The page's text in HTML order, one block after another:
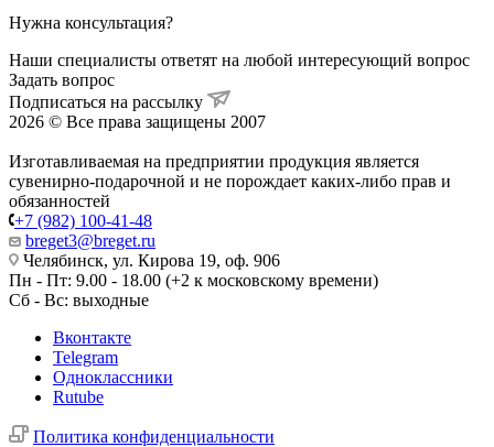
Нужна консультация?
Наши специалисты ответят на любой интересующий вопрос
Задать вопрос
Подписаться на рассылку
2026 © Все права защищены 2007
Изготавливаемая на предприятии продукция является
сувенирно-подарочной и не порождает каких-либо прав и
обязанностей
+7 (982) 100-41-48
breget3@breget.ru
Челябинск, ул. Кирова 19, оф. 906
Пн - Пт: 9.00 - 18.00 (+2 к московскому времени)
Сб - Вс: выходные
Вконтакте
Telegram
Одноклассники
Rutube
Политика конфиденциальности